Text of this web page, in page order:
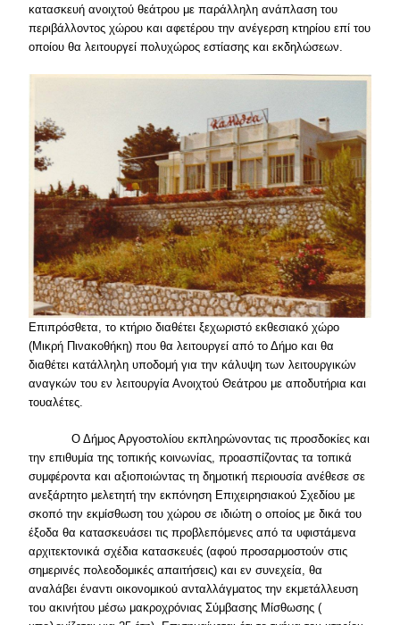
κατασκευή ανοιχτού θεάτρου με παράλληλη ανάπλαση του
περιβάλλοντος χώρου και αφετέρου την ανέγερση κτηρίου επί του
οποίου θα λειτουργεί πολυχώρος εστίασης και εκδηλώσεων.
Επιπρόσθετα, το κτήριο διαθέτει ξεχωριστό εκθεσιακό χώρο
(Μικρή Πινακοθήκη) που θα λειτουργεί από το Δήμο και θα
διαθέτει κατάλληλη υποδομή για την κάλυψη των λειτουργικών
αναγκών του εν λειτουργία Ανοιχτού Θεάτρου με αποδυτήρια και
τουαλέτες.
Ο Δήμος Αργοστολίου εκπληρώνοντας τις προσδοκίες και
την επιθυμία της τοπικής κοινωνίας, προασπίζοντας τα τοπικά
συμφέροντα και αξιοποιώντας τη δημοτική περιουσία ανέθεσε σε
ανεξάρτητο μελετητή την εκπόνηση Επιχειρησιακού Σχεδίου με
σκοπό την εκμίσθωση του χώρου σε ιδιώτη ο οποίος με δικά του
έξοδα θα κατασκευάσει τις προβλεπόμενες από τα υφιστάμενα
αρχιτεκτονικά σχέδια κατασκευές (αφού προσαρμοστούν στις
σημερινές πολεοδομικές απαιτήσεις) και εν συνεχεία, θα
αναλάβει έναντι οικονομικού ανταλλάγματος την εκμετάλλευση
του ακινήτου μέσω μακροχρόνιας Σύμβασης Μίσθωσης (